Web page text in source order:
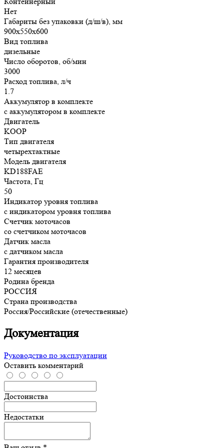
Нет
Габариты без упаковки (д/ш/в), мм
900х550х600
Вид топлива
дизельные
Число оборотов, об/мин
3000
Расход топлива, л/ч
1.7
Аккумулятор в комплекте
с аккумулятором в комплекте
Двигатель
KOOP
Тип двигателя
четырехтактные
Модель двигателя
KD188FAE
Частота, Гц
50
Индикатор уровня топлива
с индикатором уровня топлива
Счетчик моточасов
со счетчиком моточасов
Датчик масла
с датчиком масла
Гарантия производителя
12 месяцев
Родина бренда
РОССИЯ
Страна производства
Россия/Российские (отечественные)
Документация
Руководство по эксплуатации
Оставить комментарий
Достоинства
Недостатки